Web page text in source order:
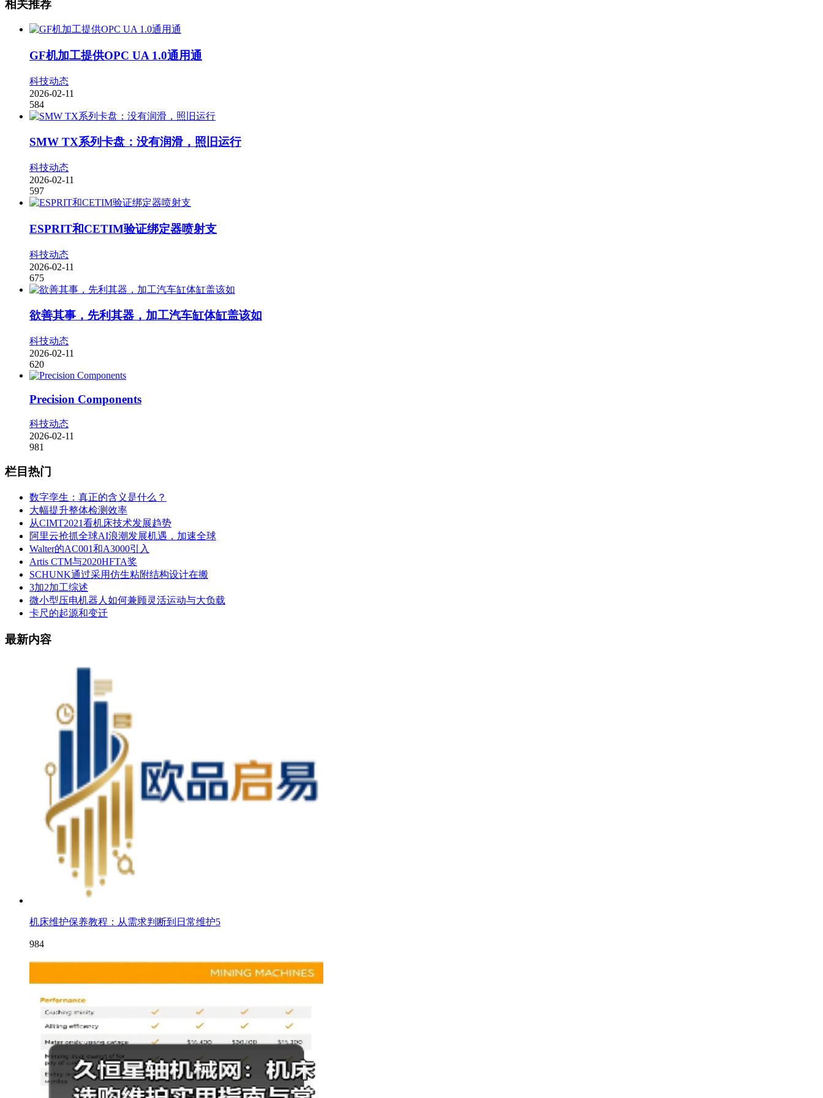
相关推荐
GF机加工提供OPC UA 1.0通用通
科技动态
2026-02-11
584
SMW TX系列卡盘：没有润滑，照旧运行
科技动态
2026-02-11
597
ESPRIT和CETIM验证绑定器喷射支
科技动态
2026-02-11
675
欲善其事，先利其器，加工汽车缸体缸盖该如
科技动态
2026-02-11
620
Precision Components
科技动态
2026-02-11
981
栏目热门
数字孪生：真正的含义是什么？
大幅提升整体检测效率
从CIMT2021看机床技术发展趋势
阿里云抢抓全球AI浪潮发展机遇，加速全球
Walter的AC001和A3000引入
Artis CTM与2020HFTA奖
SCHUNK通过采用仿生粘附结构设计在搬
3加2加工综述
微小型压电机器人如何兼顾灵活运动与大负载
卡尺的起源和变迁
最新内容
机床维护保养教程：从需求判断到日常维护5
984